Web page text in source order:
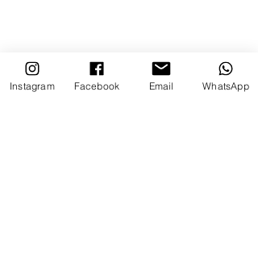
Instagram Facebook Email WhatsApp